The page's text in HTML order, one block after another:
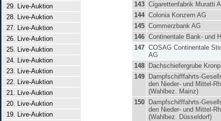
29. Live-Auktion
28. Live-Auktion
27. Live-Auktion
26. Live-Auktion
25. Live-Auktion
24. Live-Auktion
23. Live-Auktion
22. Live-Auktion
21. Live-Auktion
20. Live-Auktion
19. Live-Auktion
143 Cigarettenfabrik Muratti
144 Colonia Konzern AG
145 Commerzbank AG
146 Continentale Bank- und
147 COSAG Continentale
AG
148
Dachschiefergrube
149
Dampfschifffahrts-
den Nieder- und Mittel-
(Wahlbez. Mainz)
150
Dampfschifffahrts-
den Nieder- und Mittel-
(Wahlbez. Düsseldorf)